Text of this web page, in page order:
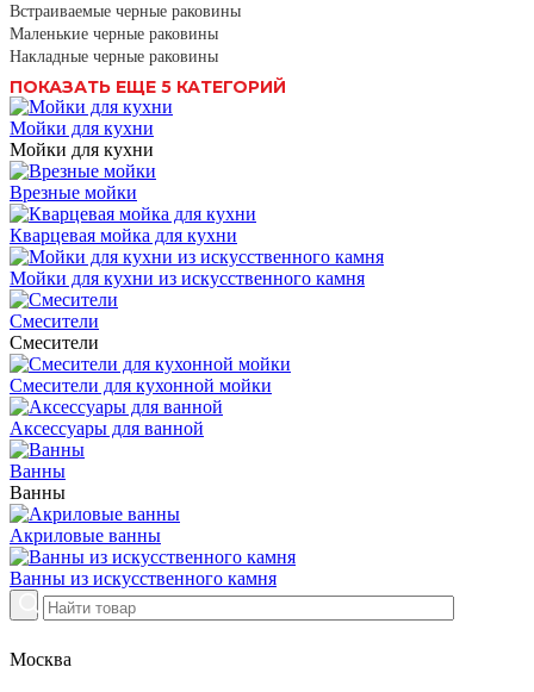
Встраиваемые черные раковины
Маленькие черные раковины
Накладные черные раковины
ПОКАЗАТЬ ЕЩЕ 5 КАТЕГОРИЙ
Мойки для кухни
Мойки для кухни
Врезные мойки
Кварцевая мойка для кухни
Мойки для кухни из искусственного камня
Смесители
Смесители
Смесители для кухонной мойки
Аксессуары для ванной
Ванны
Ванны
Акриловые ванны
Ванны из искусственного камня
Москва